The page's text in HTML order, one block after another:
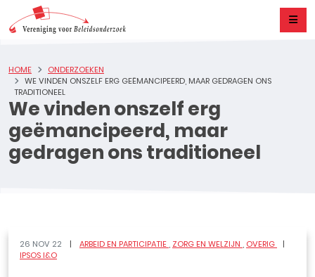
We vinden onszelf erg
geëmancipeerd, maar
gedragen ons traditioneel
HOME
ONDERZOEKEN
WE VINDEN ONSZELF ERG GEËMANCIPEERD, MAAR GEDRAGEN ONS
TRADITIONEEL
26 NOV 22 ARBEID EN PARTICIPATIE ZORG EN WELZIJN
OVERIG
IPSOS I&O